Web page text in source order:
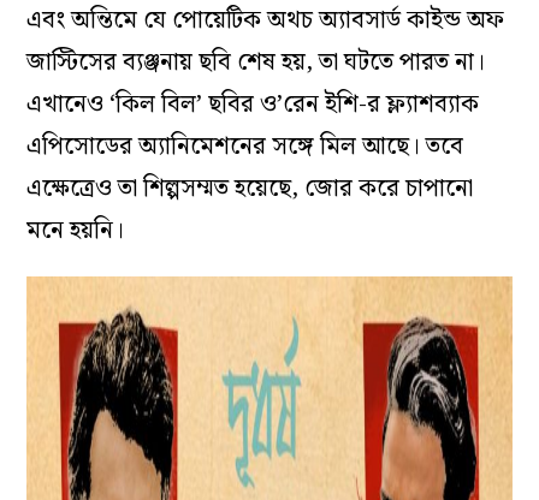
এবং অন্তিমে যে পোয়েটিক অথচ অ্যাবসার্ড কাইন্ড অফ
জাস্টিসের ব্যঞ্জনায় ছবি শেষ হয়, তা ঘটতে পারত না।
এখানেও ‘কিল বিল’ ছবির ও’রেন ইশি-র ফ্ল্যাশব্যাক
এপিসোডের অ্যানিমেশনের সঙ্গে মিল আছে। তবে
এক্ষেত্রেও তা শিল্পসম্মত হয়েছে, জোর করে চাপানো
মনে হয়নি।